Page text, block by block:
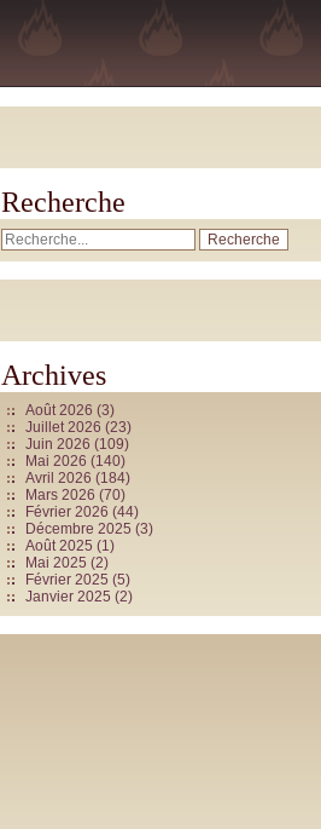
Recherche
Archives
Août 2026 (3)
Juillet 2026 (23)
Juin 2026 (109)
Mai 2026 (140)
Avril 2026 (184)
Mars 2026 (70)
Février 2026 (44)
Décembre 2025 (3)
Août 2025 (1)
Mai 2025 (2)
Février 2025 (5)
Janvier 2025 (2)